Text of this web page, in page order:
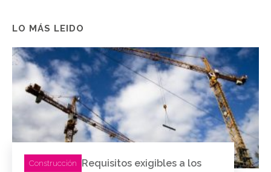
LO MÁS LEIDO
Construcción
Requisitos exigibles a los